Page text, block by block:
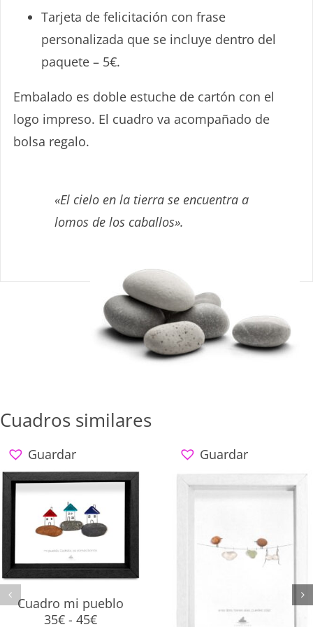
Tarjeta de felicitación con frase
personalizada que se incluye dentro del
paquete – 5€.
Embalado es doble estuche de cartón con el
logo impreso. El cuadro va acompañado de
bolsa regalo.
«El cielo en la tierra se encuentra a
lomos de los caballos».
Cuadros similares
Guardar
Cuadro mi pueblo
35€ - 45€Rango
Guardar
Sin Caducidad
Cualquier fecha o evento
TARJETA REGALO
*La tarjeta se la enviamos a su destinatario